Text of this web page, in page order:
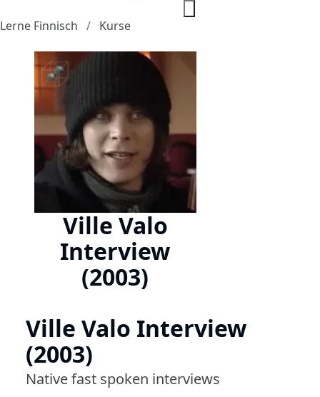
Lerne Finnisch Kurse
Ville Valo
Interview
(2003)
Ville Valo Interview
(2003)
Native fast spoken interviews